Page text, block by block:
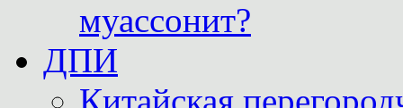
муассонит?
ДПИ